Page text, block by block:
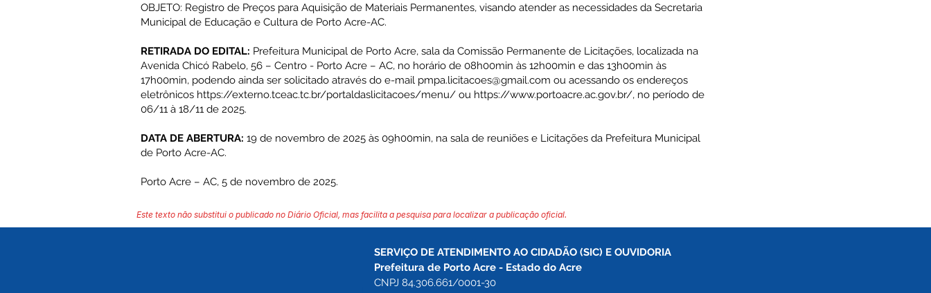
OBJETO: Registro de Preços para Aquisição de Materiais Permanentes, visando atender as necessidades da Secretaria
Municipal de Educação e Cultura de Porto Acre-AC.
RETIRADA DO EDITAL: Prefeitura Municipal de Porto Acre, sala da Comissão Permanente de Licitações, localizada na
Avenida Chicó Rabelo, 56 – Centro - Porto Acre – AC, no horário de 08h00min às 12h00min e das 13h00min às
17h00min, podendo ainda ser solicitado através do e-mail pmpa.licitacoes@gmail.com ou acessando os endereços
eletrônicos https://externo.tceac.tc.br/portaldaslicitacoes/menu/ ou https://www.portoacre.ac.gov.br/, no período de
06/11 à 18/11 de 2025.
DATA DE ABERTURA: 19 de novembro de 2025 às 09h00min, na sala de reuniões e Licitações da Prefeitura Municipal
de Porto Acre-AC.
Porto Acre – AC, 5 de novembro de 2025.
Este texto não substitui o publicado no Diário Oficial, mas facilita a pesquisa para localizar a publicação oficial.
SERVIÇO DE ATENDIMENTO AO CIDADÃO (SIC) E OUVIDORIA
Prefeitura de Porto Acre - Estado do Acre
CNPJ 84.306.661/0001-30